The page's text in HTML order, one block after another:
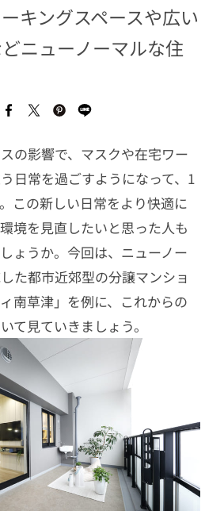
キングスペースや広い
ニューノーマルな住
の影響で、マスクや在宅ワー
日常を過ごすようになって、1
この新しい日常をより快適に
境を見直したいと思った人も
ょうか。今回は、ニューノー
た都市近郊型の分譲マンショ
南草津」を例に、これからの
て見ていきましょう。